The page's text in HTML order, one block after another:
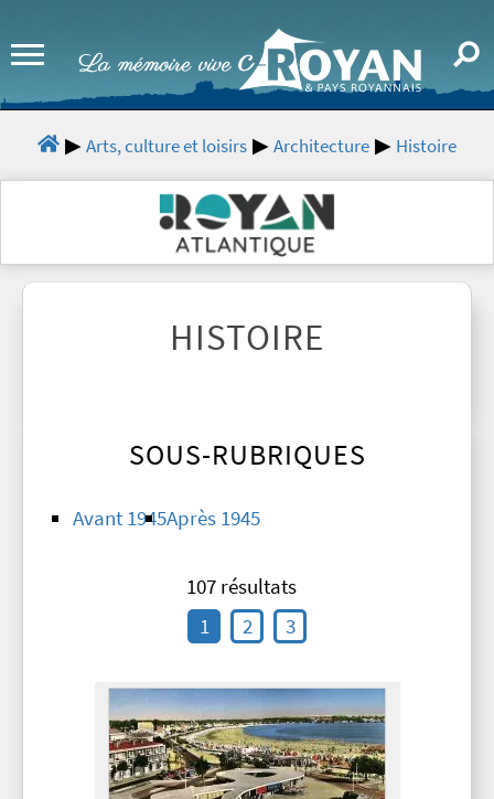
Arts, culture et loisirs Architecture Histoire
HISTOIRE
SOUS-RUBRIQUES
Avant 1945Après 1945
107 résultats
1
2 3